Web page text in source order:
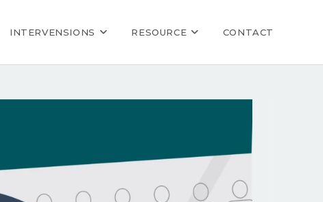
INTERVENSIONS RESOURCE CONTACT